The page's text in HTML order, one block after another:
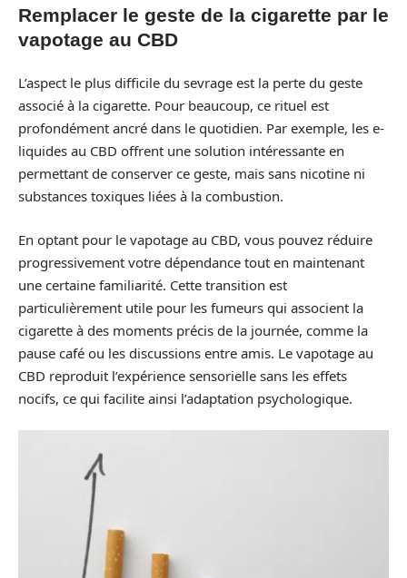
Remplacer le geste de la cigarette par le
vapotage au CBD
L’aspect le plus difficile du sevrage est la perte du geste
associé à la cigarette. Pour beaucoup, ce rituel est
profondément ancré dans le quotidien. Par exemple, les e-
liquides au CBD offrent une solution intéressante en
permettant de conserver ce geste, mais sans nicotine ni
substances toxiques liées à la combustion.
En optant pour le vapotage au CBD, vous pouvez réduire
progressivement votre dépendance tout en maintenant
une certaine familiarité. Cette transition est
particulièrement utile pour les fumeurs qui associent la
cigarette à des moments précis de la journée, comme la
pause café ou les discussions entre amis. Le vapotage au
CBD reproduit l’expérience sensorielle sans les effets
nocifs, ce qui facilite ainsi l’adaptation psychologique.